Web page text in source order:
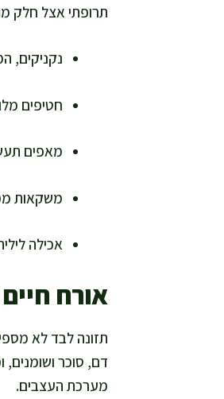
תרופתי אצל חלק
נקניקים,
חטיפים
מאפים
משקאות
אכילה
אורח
תזונה לבד לא
דם, סוכר ושומנים,
מערכת העצבים.